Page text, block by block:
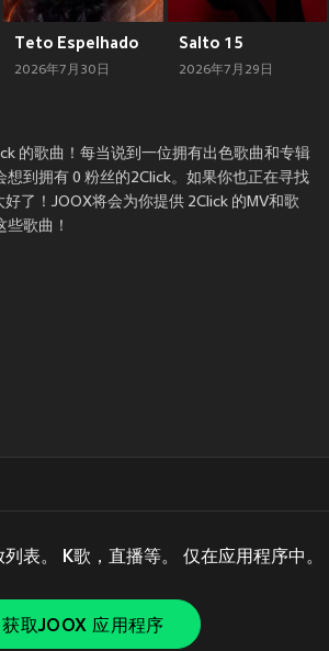
Teto Espelhado
2026年7月30日
Salto 15
2026年7月29日
的歌曲！每当说到一位拥有出色歌曲和专辑
想到拥有 0 粉丝的2Click。如果你也正在寻找
了！JOOX将会为你提供 2Click 的MV和歌
歌曲！
表。 K歌，直播等。 仅在应用程序中。
获取JOOX 应用程序